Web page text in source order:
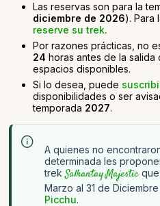
Las reservas son para la
diciembre de 2026). Para
reserve su trek.
Por razones prácticas, no
24 horas antes de la
espacios disponibles.
Si lo desea, puede
disponibilidades o ser
temporada 2027.
A quienes no
determinada les
trek Salkantay Majesticque
Marzo al 31 de
Picchu.